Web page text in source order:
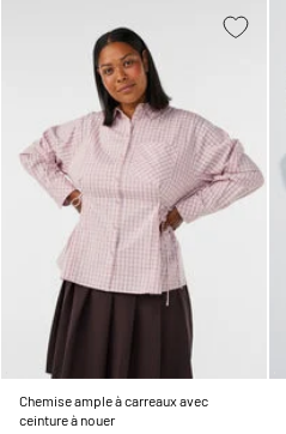
Chemise ample à carreaux avec
ceinture à nouer